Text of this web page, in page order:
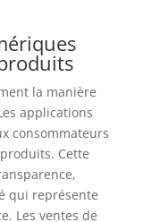
la manière
applications
consommateurs
Cette
qui représente
Les ventes de